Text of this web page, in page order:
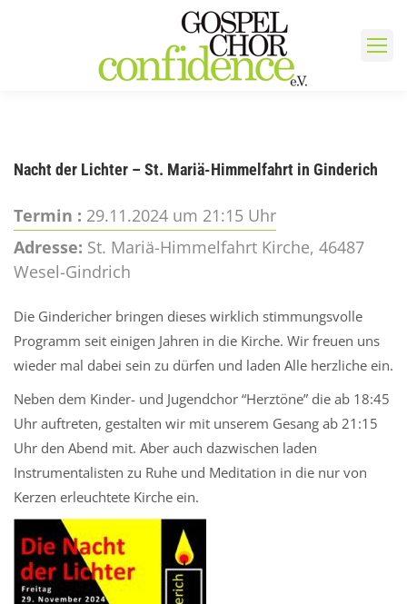
Nacht der Lichter – St. Mariä-Himmelfahrt in Ginderich
Termin : 29.11.2024 um 21:15 Uhr
Adresse: St. Mariä-Himmelfahrt Kirche, 46487
Wesel-Gindrich
Die Gindericher bringen dieses wirklich stimmungsvolle
Programm seit einigen Jahren in die Kirche. Wir freuen uns
wieder mal dabei sein zu dürfen und laden Alle herzliche ein.
Neben dem Kinder- und Jugendchor “Herztöne” die ab 18:45
Uhr auftreten, gestalten wir mit unserem Gesang ab 21:15
Uhr den Abend mit. Aber auch dazwischen laden
Instrumentalisten zu Ruhe und Meditation in die nur von
Kerzen erleuchtete Kirche ein.